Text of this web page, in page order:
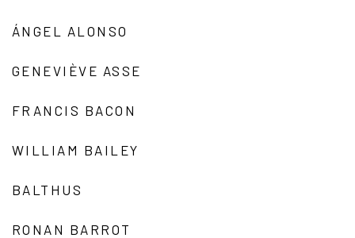
ÁNGEL ALONSO
GENEVIÈVE ASSE
FRANCIS BACON
WILLIAM BAILEY
BALTHUS
RONAN BARROT